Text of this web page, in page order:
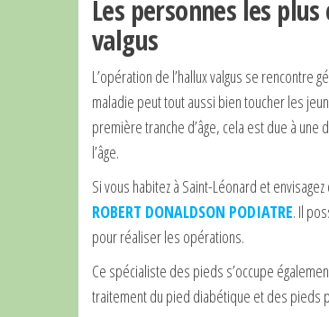
Les personnes les
valgus
L’opération de l’hallux valgus se rencontre
maladie peut tout aussi bien toucher les
première tranche d’âge, cela est due à
l’âge.
Si vous habitez à Saint-Léonard et
ROBERT DONALDSON PODIATRE. Il
pour réaliser les opérations.
Ce spécialiste des pieds s’occupe
traitement du pied diabétique et des pieds